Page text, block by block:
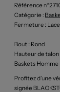
Référence
Catégorie :
Fermeture :
Bout : Rond
Hauteur de talon
Baskets Homme
Profitez d’une
signée